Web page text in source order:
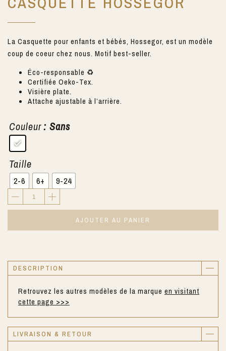
La Casquette pour enfants et bébés, Hossegor, est un modèle
coup de coeur chez nous. Motif best-seller.
Éco-responsable ♻️
Certifiée Oeko-Tex.
Visière plate.
Attache ajustable à l’arrière.
Couleur: Sans
Taille
2-6 6+ 9-24
AJOUTER AU PANIER
DESCRIPTION
Retrouvez les autres modèles de la marque en visitant
cette page >>>
LIVRAISON & RETOUR